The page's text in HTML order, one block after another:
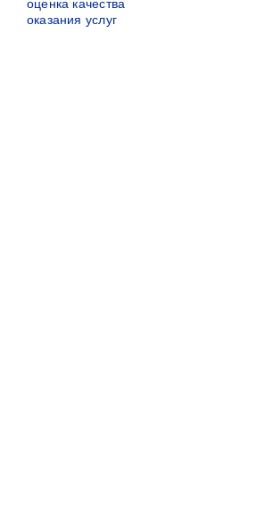
оценка качества
оказания услуг